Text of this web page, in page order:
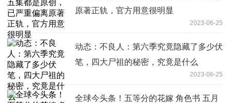
原著正轨，官方用意很明显
2023-06-25
动态：不良人：第六季究竟隐藏了多少伏
笔，四大尸祖的秘密，究竟是什么
2023-06-25
全球今头条！五等分的花嫁 角色书 五月